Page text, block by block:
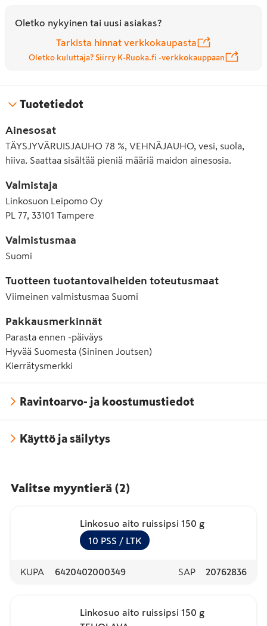
Oletko nykyinen tai uusi asiakas?
Tarkista hinnat verkkokaupasta
Oletko kuluttaja? Siirry K-Ruoka.fi -verkkokauppaan
Tuotetiedot
Ainesosat
TÄYSJYVÄRUISJAUHO 78 %, VEHNÄJAUHO, vesi, suola,
hiiva. Saattaa sisältää pieniä määriä maidon ainesosia.
Valmistaja
Linkosuon Leipomo Oy
PL 77, 33101 Tampere
Valmistusmaa
Suomi
Tuotteen tuotantovaiheiden toteutusmaat
Viimeinen valmistusmaa Suomi
Pakkausmerkinnät
Parasta ennen -päiväys
Hyvää Suomesta (Sininen Joutsen)
Kierrätysmerkki
Ravintoarvo- ja koostumustiedot
Käyttö ja säilytys
Valitse myyntierä (2)
Linkosuo aito ruissipsi 150 g
10 PSS / LTK
KUPA 6420402000349 SAP 20762836
Linkosuo aito ruissipsi 150 g